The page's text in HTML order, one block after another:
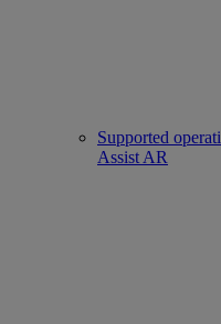
Supported
Assist AR